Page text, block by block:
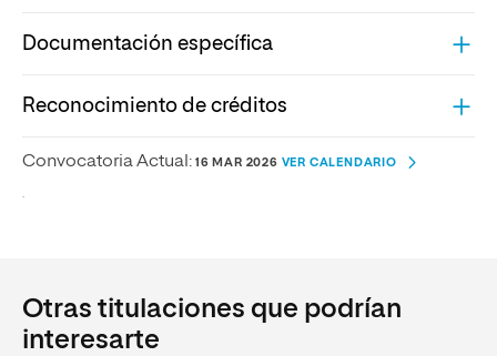
Documentación específica
Reconocimiento de créditos
Convocatoria Actual: 16 MAR 2026 VER CALENDARIO
.
Otras titulaciones que podrían
interesarte